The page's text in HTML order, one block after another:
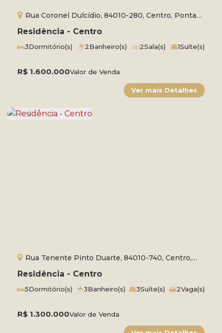
Residência - Centro
R$ 1.600.000Valor de Venda
Rua Coronel Dulcídio, 84010-280, Centro, Ponta
Grossa, Paraná, Brasil
3Dormitório(s) 2Banheiro(s) 2Sala(s) 1Suíte(s)
Residência - Centro
R$ 1.300.000Valor de Venda
Rua Tenente Pinto Duarte, 84010-740, Centro,
Ponta Grossa, Paraná, Brasil
5Dormitório(s) 3Banheiro(s) 3Suíte(s) 2Vaga(s)